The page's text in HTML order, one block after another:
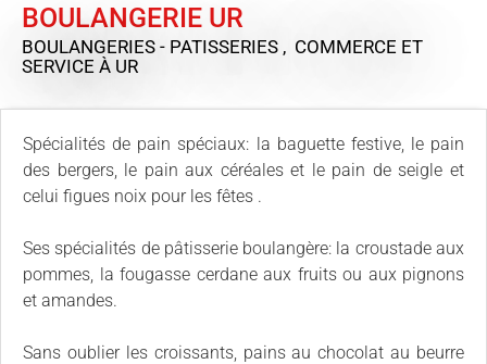
BOULANGERIE UR
BOULANGERIES - PATISSERIES , COMMERCE ET
SERVICE À UR
Spécialités de pain spéciaux: la baguette festive, le pain
des bergers, le pain aux céréales et le pain de seigle et
celui figues noix pour les fêtes .
Ses spécialités de pâtisserie boulangère: la croustade aux
pommes, la fougasse cerdane aux fruits ou aux pignons
et amandes.
Sans oublier les croissants, pains au chocolat au beurre